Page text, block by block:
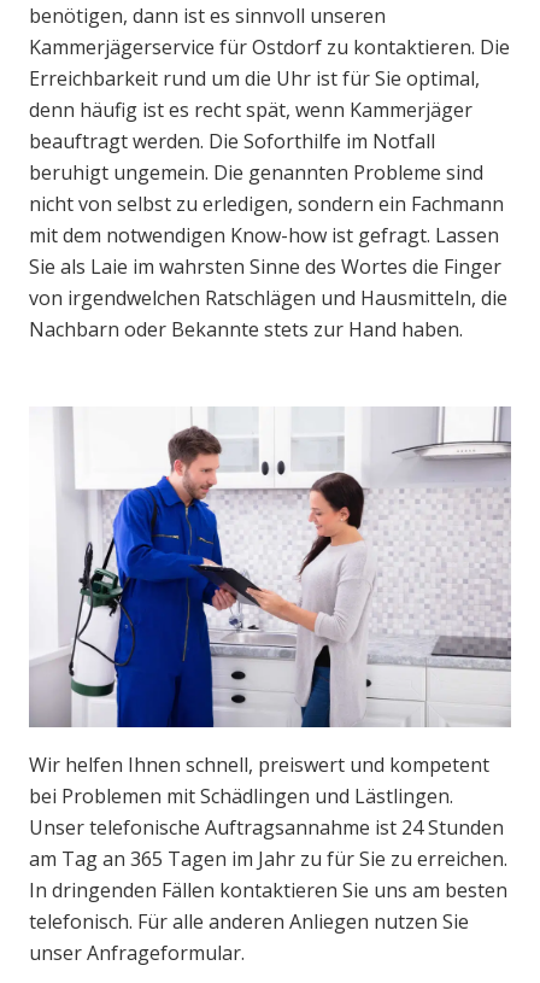
benötigen, dann ist es sinnvoll unseren
Kammerjägerservice für Ostdorf zu kontaktieren. Die
Erreichbarkeit rund um die Uhr ist für Sie optimal,
denn häufig ist es recht spät, wenn Kammerjäger
beauftragt werden. Die Soforthilfe im Notfall
beruhigt ungemein. Die genannten Probleme sind
nicht von selbst zu erledigen, sondern ein Fachmann
mit dem notwendigen Know-how ist gefragt. Lassen
Sie als Laie im wahrsten Sinne des Wortes die Finger
von irgendwelchen Ratschlägen und Hausmitteln, die
Nachbarn oder Bekannte stets zur Hand haben.
Wir helfen Ihnen schnell, preiswert und kompetent
bei Problemen mit Schädlingen und Lästlingen.
Unser telefonische Auftragsannahme ist 24 Stunden
am Tag an 365 Tagen im Jahr zu für Sie zu erreichen.
In dringenden Fällen kontaktieren Sie uns am besten
telefonisch. Für alle anderen Anliegen nutzen Sie
unser Anfrageformular.